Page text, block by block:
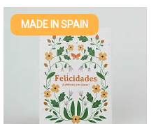
MADE IN SPAIN